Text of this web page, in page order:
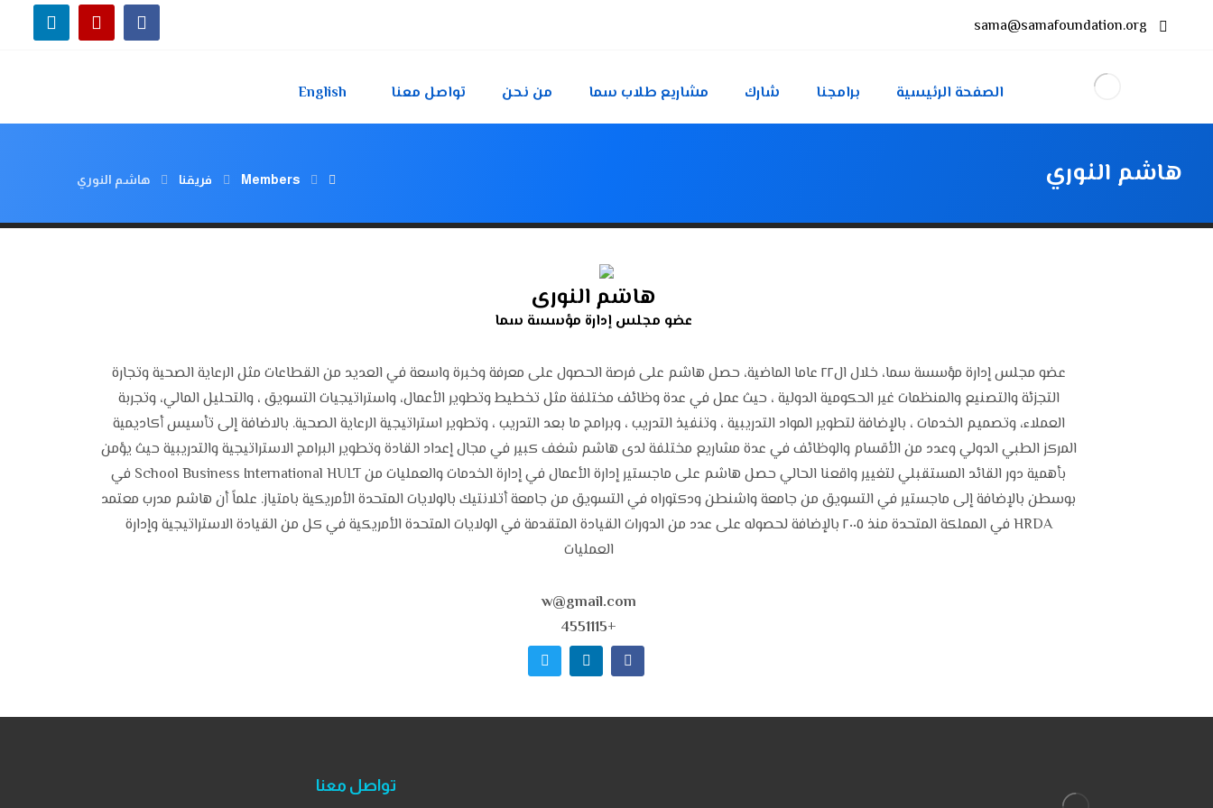
sama@samafoundation.org
الصفحة الرئيسية برامجنا شارك مشاريع طلاب سما من نحن تواصل معنا English
هاشم النوري Members فريقنا هاشم النوري
هاشم النوري
عضو مجلس إدارة مؤسسة سما
عضو مجلس إدارة مؤسسة سما، خلال ال٢٢ عاما الماضية، حصل هاشم على فرصة الحصول على معرفة وخبرة واسعة في العديد من القطاعات مثل الرعاية الصحية وتجارة
التجزئة والتصنيع والمنظمات غير الحكومية الدولية ، حيث عمل في عدة وظائف مختلفة مثل تخطيط وتطوير الأعمال، واستراتيجيات التسويق ، والتحليل المالي، وتجربة
العملاء، وتصميم الخدمات ، بالإضافة لتطوير المواد التدريبية ، وتنفيذ التدريب ، وبرامج ما بعد التدريب ، وتطوير استراتيجية الرعاية الصحية. بالاضافة إلى تأسيس أكاديمية
المركز الطبي الدولي وعدد من الأقسام والوظائف في عدة مشاريع مختلفة لدى هاشم شغف كبير في مجال إعداد القادة وتطوير البرامج الاستراتيجية والتدريبية حيث يؤمن
بأهمية دور القائد المستقبلي لتغيير واقعنا الحالي حصل هاشم على ماجستير إدارة الأعمال في إدارة الخدمات والعمليات من School Business International HULT في
بوسطن بالإضافة إلى ماجستير في التسويق من جامعة واشنطن ودكتوراه في التسويق من جامعة أتلانتيك بالولايات المتحدة الأمريكية بامتياز. علماً أن هاشم مدرب معتمد
HRDA في المملكة المتحدة منذ ٢٠٠٥ بالإضافة لحصوله على عدد من الدورات القيادة المتقدمة في الولايات المتحدة الأمريكية في كل من القيادة الاستراتيجية وإدارة
العمليات
w@gmail.com
+4551115
تواصل معنا